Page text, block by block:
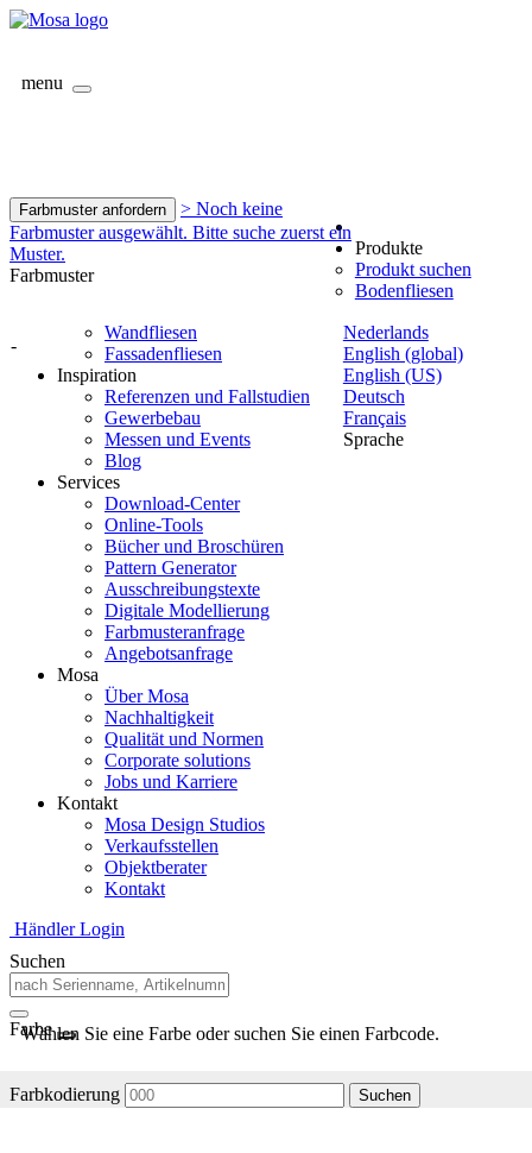
menu
Farbmuster anfordern
> Noch keine
Farbmuster ausgewählt. Bitte suche zuerst ein
Muster.
Farbmuster
-
Nederlands
English (global)
English (US)
Deutsch
Français
Sprache
Produkte
Produkt suchen
Bodenfliesen
Wandfliesen
Fassadenfliesen
Inspiration
Referenzen und Fallstudien
Gewerbebau
Messen und Events
Blog
Services
Download-Center
Online-Tools
Bücher und Broschüren
Pattern Generator
Ausschreibungstexte
Digitale Modellierung
Farbmusteranfrage
Angebotsanfrage
Mosa
Über Mosa
Nachhaltigkeit
Qualität und Normen
Corporate solutions
Jobs und Karriere
Kontakt
Mosa Design Studios
Verkaufsstellen
Objektberater
Kontakt
Händler Login
Suchen
Farbe
Wählen Sie eine Farbe oder suchen Sie einen Farbcode.
Farbkodierung Suchen